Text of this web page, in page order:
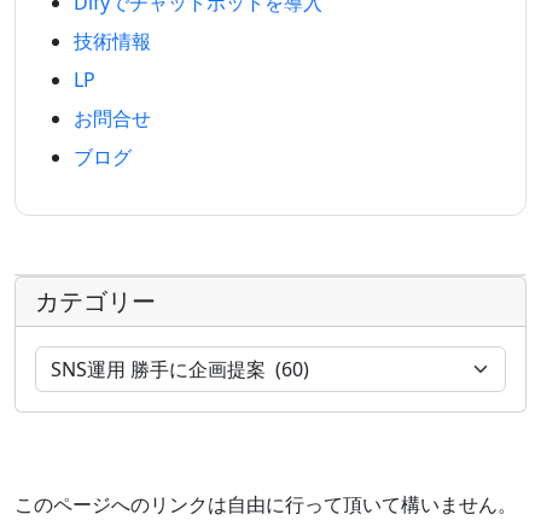
技術情報
LP
お問合せ
ブログ
カテゴリー
このページへのリンクは自由に行って頂いて構いません。